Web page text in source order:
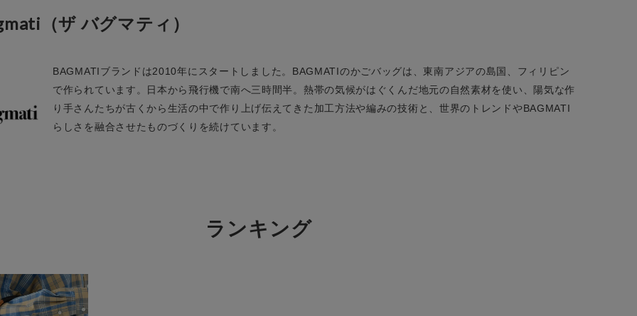
アイテムを探す
KIDS
価格
（ザ バグマティ）
BAGMATIブランドは2010年にスタートしました。BAGMATIのかごバッグは、東南アジアの島国、フィリピン
で作られています。日本から飛行機で南へ三時間半。熱帯の気候がはぐくんだ地元の自然素材を使い、陽気な作
り手さんたちが古くから生活の中で作り上げ伝えてきた加工方法や編みの技術と、世界のトレンドやBAGMATI
らしさを融合させたものづくりを続けています。
ランキング